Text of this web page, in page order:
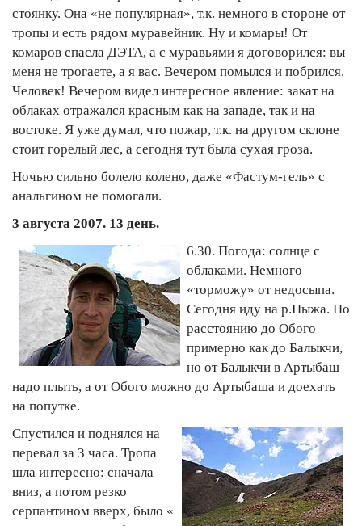
стоянку. Она «не популярная», т.к. немного в стороне от
тропы и есть рядом муравейник. Ну и комары! От
комаров спасла ДЭТА, а с муравьями я договорился: вы
меня не трогаете, а я вас. Вечером помылся и побрился.
Человек! Вечером видел интересное явление: закат на
облаках отражался красным как на западе, так и на
востоке. Я уже думал, что пожар, т.к. на другом склоне
стоит горелый лес, а сегодня тут была сухая гроза.
Ночью сильно болело колено, даже «Фастум-гель» с
анальгином не помогали.
3 августа 2007. 13 день.
6.30. Погода: солнце с
облаками. Немного
«торможу» от недосыпа.
Сегодня иду на р.Пыжа. По
расстоянию до Обого
примерно как до Балыкчи,
но от Балыкчи в Артыбаш
надо плыть, а от Обого можно до Артыбаша и доехать
на попутке.
Спустился и поднялся на
перевал за 3 часа. Тропа
шла интересно: сначала
вниз, а потом резко
серпантином вверх, было «